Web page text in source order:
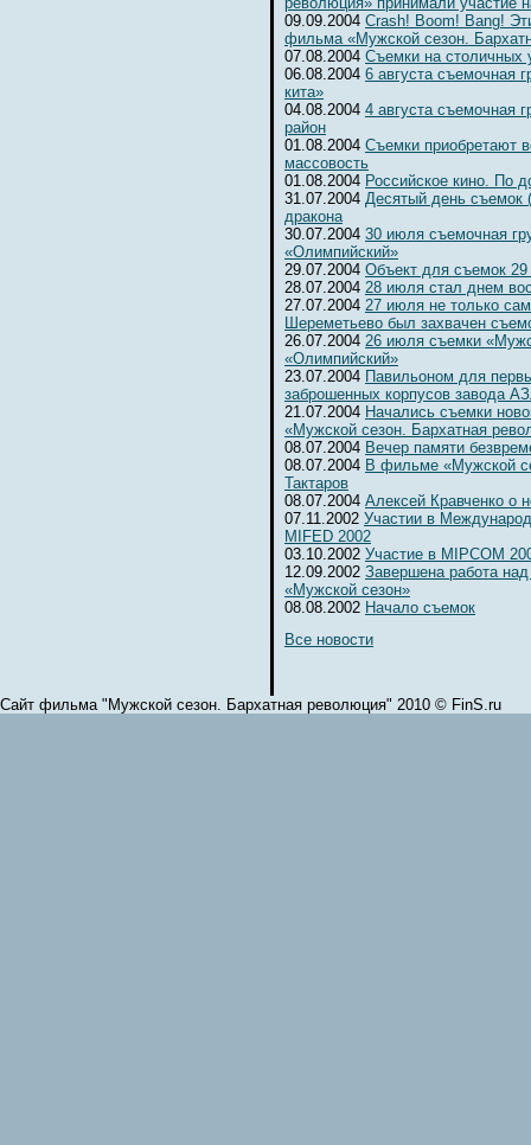
09.09.2004 Crash! Boom! Bang!
фильма «Мужской сезон.
07.08.2004 Съемки на столичных
06.08.2004 6 августа съемочная
кита»
04.08.2004 4 августа съемочная
район
01.08.2004 Съемки приобретают
массовость
01.08.2004 Российское кино. По
31.07.2004 Десятый день съемок
дракона
30.07.2004 30 июля съемочная
«Олимпийский»
29.07.2004 Объект для съемок
28.07.2004 28 июля стал днем
27.07.2004 27 июля не только
Шереметьево был захвачен
26.07.2004 26 июля съемки
«Олимпийский»
23.07.2004 Павильоном для
заброшенных корпусов завода
21.07.2004 Начались съемки
«Мужской сезон. Бархатная
08.07.2004 Вечер памяти
08.07.2004 В фильме «Мужской
Тактаров
08.07.2004 Алексей Кравченко о
07.11.2002 Участии в
MIFED 2002
03.10.2002 Участие в MIPCOM
12.09.2002 Завершена работа
«Мужской сезон»
08.08.2002 Начало съемок
Все новости
Сайт фильма "Мужской сезон. Бархатная революция" 2010 © FinS.ru